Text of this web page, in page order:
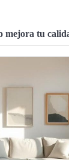
mejora tu